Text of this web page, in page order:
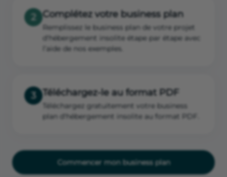
2 Complétez votre business plan
Remplissez le business plan de votre projet
d'hébergement insolite étape par étape avec
l’aide de nos exemples.
Téléchargez-le au format PDF
Téléchargez gratuitement votre business
plan d'hébergement insolite au format PDF.
Commencer mon business plan